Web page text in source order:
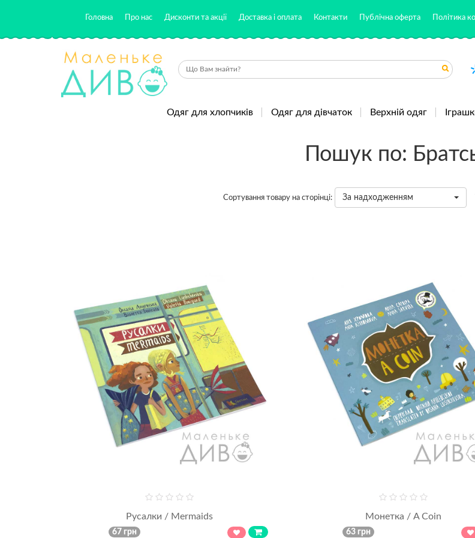
Головна Про нас Дисконти та акції Доставка і оплата Контакти Публічна оферта Політика
Одяг для хлопчиків Одяг для дівчаток Верхній одяг
Пошук по:
Сортування товару на сторінці: За надходженням
Русалки / Mermaids
67 грн
Монетка / A Coin
63 грн